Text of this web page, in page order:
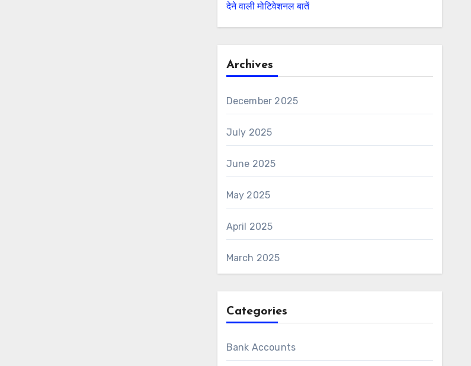
देने वाली मोटिवेशनल बातें
Archives
December 2025
July 2025
June 2025
May 2025
April 2025
March 2025
Categories
Bank Accounts